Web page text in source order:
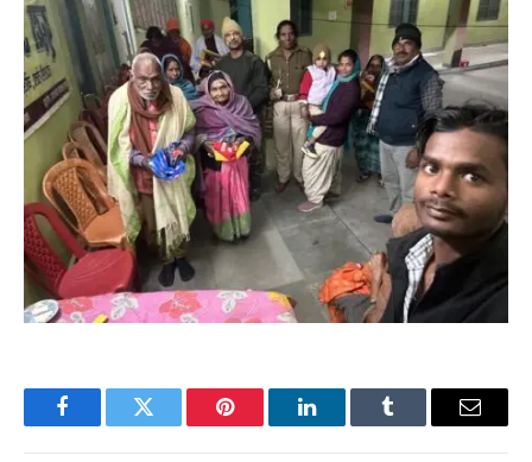
FacebookTwitter Pinterest LinkedInTumblr Email